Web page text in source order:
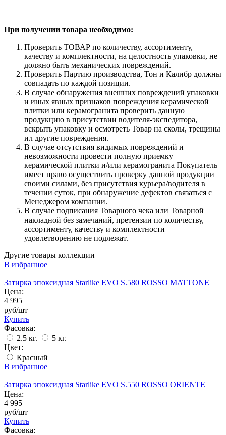
При получении товара необходимо:
Проверить ТОВАР по количеству, ассортименту,
качеству и комплектности, на целостность упаковки, не
должно быть механических повреждений.
Проверить Партию производства, Тон и Калибр должны
совпадать по каждой позиции.
В случае обнаружения внешних повреждений упаковки
и иных явных признаков повреждения керамической
плитки или керамогранита проверить данную
продукцию в присутствии водителя-экспедитора,
вскрыть упаковку и осмотреть Товар на сколы, трещины
ил другие повреждения.
В случае отсутствия видимых повреждений и
невозможности провести полную приемку
керамической плитки и/или керамогранита Покупатель
имеет право осуществить проверку данной продукции
своими силами, без присутствия курьера/водителя в
течении суток, при обнаружение дефектов связаться с
Менеджером компании.
В случае подписания Товарного чека или Товарной
накладной без замечаний, претензии по количеству,
ассортименту, качеству и комплектности
удовлетворению не подлежат.
Другие товары коллекции
В избранное
Затирка эпоксидная Starlike EVO S.580 ROSSO MATTONE
Цена:
4 995
руб/шт
Купить
Фасовка:
2.5 кг.
5 кг.
Цвет:
Красный
В избранное
Затирка эпоксидная Starlike EVO S.550 ROSSO ORIENTE
Цена:
4 995
руб/шт
Купить
Фасовка: